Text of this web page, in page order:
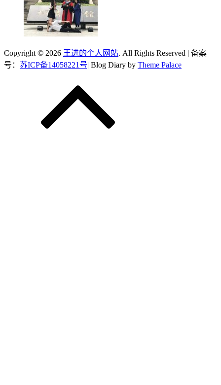
Copyright © 2026 王进的个人网站. All Rights Reserved | 备案
号： 苏ICP备14058221号| Blog Diary by Theme Palace